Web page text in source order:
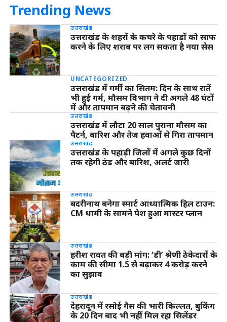
Trending News
उत्तराखंड
उत्तराखंड के शहरों के कचरे के पहाड़ों को साफ
करने के लिए शराब पर लग सकता है नया सेस
UNCATEGORIZED
उत्तराखंड में गर्मी का सितम: दिन के साथ रातें
भी हुईं गर्म, मौसम विभाग ने दी अगले 48 घंटों
में और तापमान बढ़ने की चेतावनी
उत्तराखंड
उत्तराखंड में लौटा 20 साल पुराना मौसम का
पैटर्न, बारिश और तेज हवाओं से गिरा तापमान
उत्तराखंड
उत्तराखंड के पहाड़ी जिलों में अगले कुछ दिनों
तक रहेगी ठंड और बारिश, अलर्ट जारी
उत्तराखंड
बदरीनाथ बनेगा स्मार्ट आध्यात्मिक हिल टाउन:
CM धामी के सामने पेश हुआ मास्टर प्लान
उत्तराखंड
हरीश रावत की बड़ी मांग: ‘डी’ श्रेणी ठेकेदारों के
काम की सीमा 1.5 से बढ़ाकर 4 करोड़ करने
का सुझाव
उत्तराखंड
देहरादून में रसोई गैस की भारी किल्लत, बुकिंग
के 20 दिन बाद भी नहीं मिल रहा सिलेंडर